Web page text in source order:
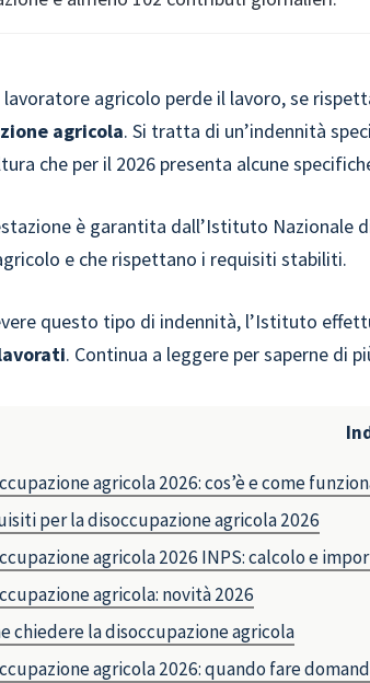
lavoratore agricolo perde il lavoro, se
agricola. Si tratta di un’indennità
che per il 2026 presenta alcune
è garantita dall’Istituto Nazionale
e che rispettano i requisiti stabiliti.
questo tipo di indennità, l’Istituto
. Continua a leggere per saperne di
agricola 2026: cos’è e come
per la disoccupazione agricola 2026
agricola 2026 INPS: calcolo e
agricola: novità 2026
chiedere la disoccupazione agricola
agricola 2026: quando fare